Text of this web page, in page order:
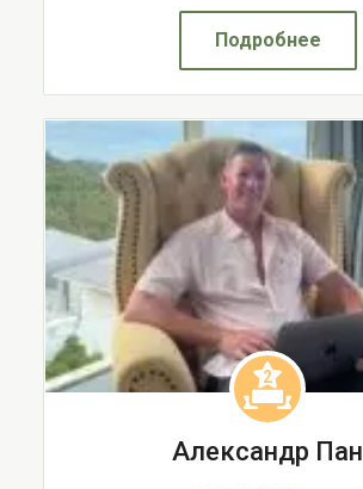
Подробнее
2
Александр Пан